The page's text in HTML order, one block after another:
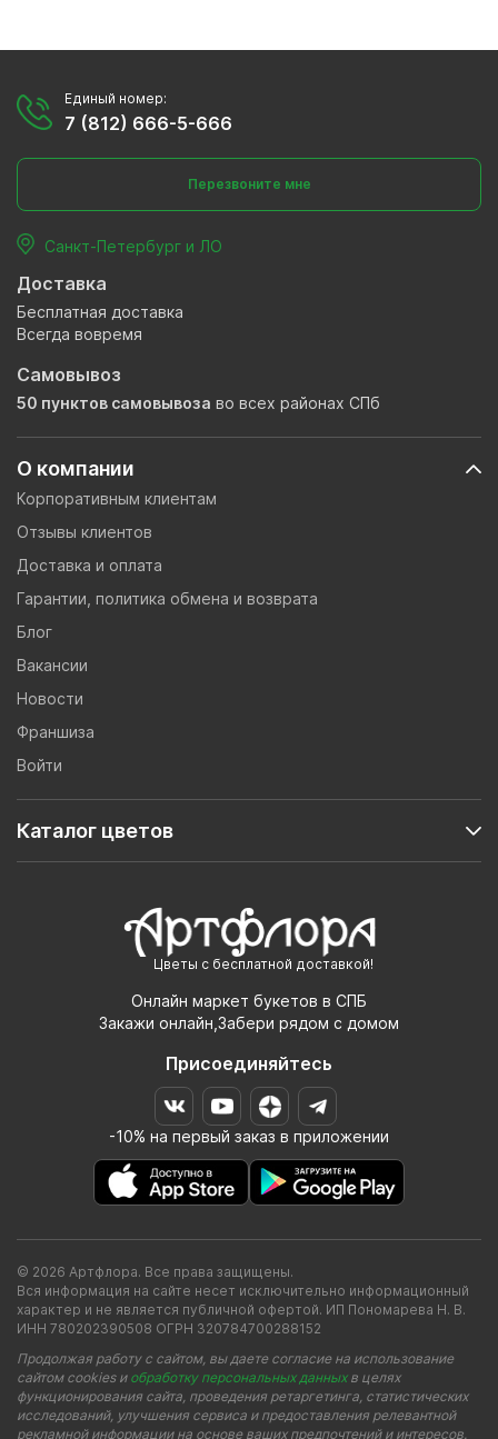
Цветы с бесплатной доставкой!
Онлайн маркет букетов в СПБ
Закажи онлайн,Забери рядом с домом
Присоединяйтесь
-10% на первый заказ в приложении
О компании
Корпоративным клиентам
Отзывы клиентов
Доставка и оплата
Гарантии, политика обмена и возврата
Блог
Вакансии
Новости
Франшиза
Войти
Каталог цветов
Единый номер:
7 (812) 666-5-666
Перезвоните мне
Санкт-Петербург и ЛО
Доставка
Бесплатная доставка
Всегда вовремя
Самовывоз
50 пунктов самовывоза во всех районах СПб
© 2026 Артфлора. Все права защищены.
Вся информация на сайте несет исключительно информационный
характер и не является публичной офертой. ИП Пономарева Н. В.
ИНН 780202390508 ОГРН 320784700288152
Продолжая работу с сайтом, вы даете согласие на использование
сайтом cookies и обработку персональных данныхв целях
функционирования сайта, проведения ретаргетинга, статистических
исследований, улучшения сервиса и предоставления релевантной
рекламной информации на основе ваших предпочтений и интересов.